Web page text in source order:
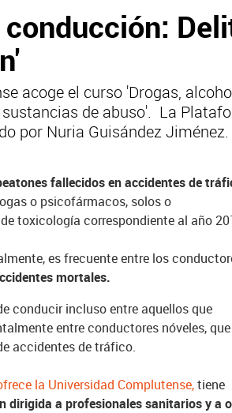
acoge el curso 'Drogas,
de abuso'. La
por Nuria Guisández Jiménez.
fallecidos en accidentes de
o psicofármacos, solos o
toxicología correspondiente al año
es frecuente entre los
mortales.
conducir incluso entre aquellos que
entre conductores nóveles, que
accidentes de tráfico.
la Universidad Complutense,tiene
dirigida a profesionales sanitarios y a